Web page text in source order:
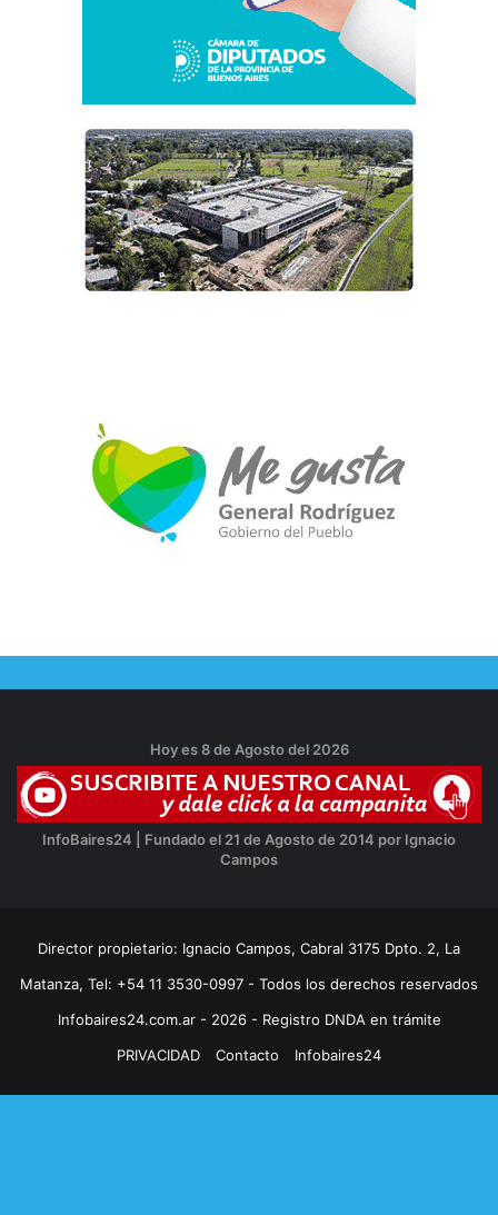
Hoy es 8 de Agosto del 2026
InfoBaires24 | Fundado el 21 de Agosto de 2014 por Ignacio
Campos
Director propietario: Ignacio Campos, Cabral 3175 Dpto. 2, La
Matanza, Tel: +54 11 3530-0997 - Todos los derechos reservados
Infobaires24.com.ar - 2026 - Registro DNDA en trámite
PRIVACIDAD
Contacto Infobaires24